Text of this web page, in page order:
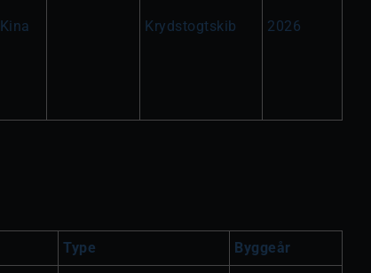
Kina Krydstogtskib 2026
Type Byggeår